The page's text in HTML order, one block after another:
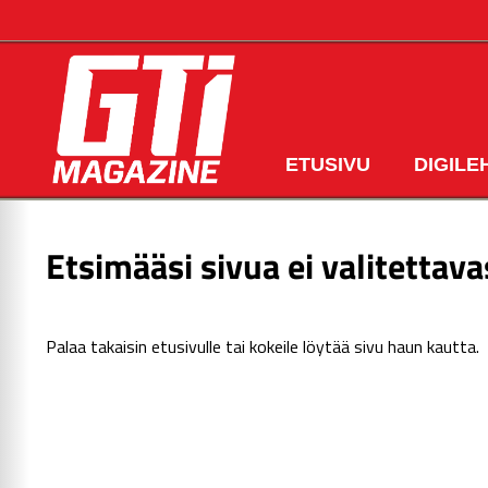
ETUSIVU
Etsimääsi sivua ei
Palaa takaisin etusivulle tai kokeile löytää sivu haun kautta.